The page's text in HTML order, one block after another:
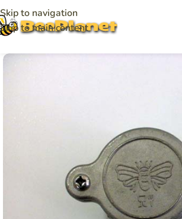
Skip to navigation
Skip to main content